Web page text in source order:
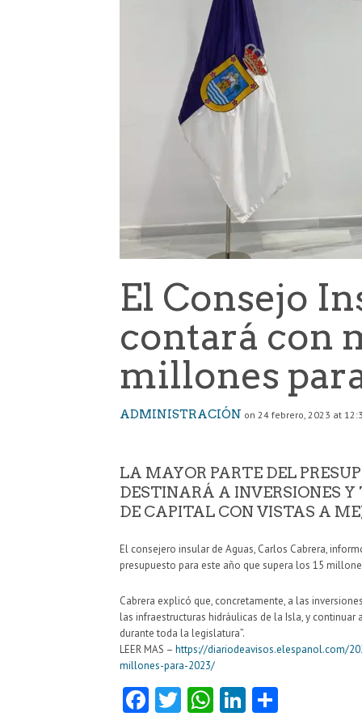
El Consejo
contará con
millones
ADMINISTRACIÓN on 24 febrero, 2023 at
LA MAYOR PARTE DEL
DESTINARÁ A INVERSIONES Y
DE CAPITAL CON VISTAS A
El consejero insular de Aguas, Carlos Cabrera,
presupuesto para este año que supera los 15
Cabrera explicó que, concretamente, a las
las infraestructuras hidráulicas de la Isla, y
durante toda la legislatura”.
LEER MAS – https://diariodeavisos.elespanol.com/
millones-para-2023/
Fa T W Li